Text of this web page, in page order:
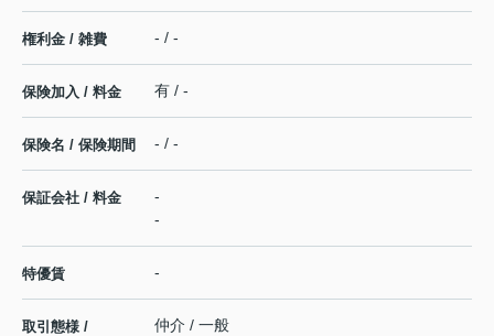
権利金 / 雑費 - / -
保険加入 / 料金 有 / -
保険名 / 保険期間 - / -
保証会社 / 料金
-
-
特優賃 -
取引態様 /
仲介 / 一般